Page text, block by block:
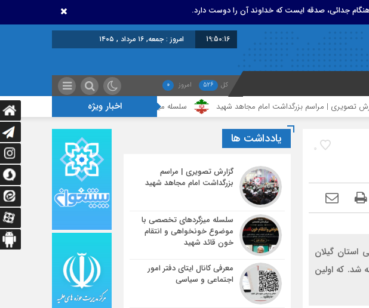
جدائی، صدقه ایست که خداوند آن را دوست دارد.
19:50:16 امروز : جمعه, ۱۶ مرداد , ۱۴۰۵
کل 526 امروز 0
اخبار ویژه | مراسم بزرگداشت امام مجاهد شهید سلسله میزگردهای تخصصی با موضوع خونخواهی و انتقام خون قائد
0
استان گیلان
کاشته شد. که اولین
یادداشت ها
گزارش تصویری | مراسم
بزرگداشت امام مجاهد شهید
سلسله میزگردهای تخصصی با
موضوع خونخواهی و انتقام
خون قائد شهید
معرفی کانال ایتای دفتر امور
اجتماعی و سیاسی